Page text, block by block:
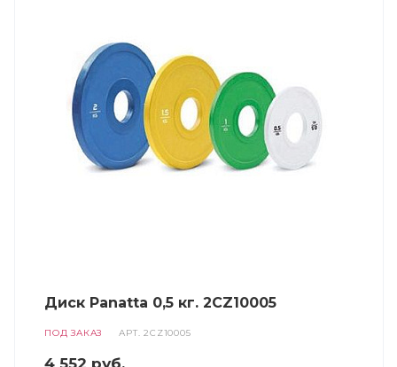
Диск Panatta 0,5 кг. 2CZ10005
ПОД ЗАКАЗ АРТ.2CZ10005
4 552 руб.